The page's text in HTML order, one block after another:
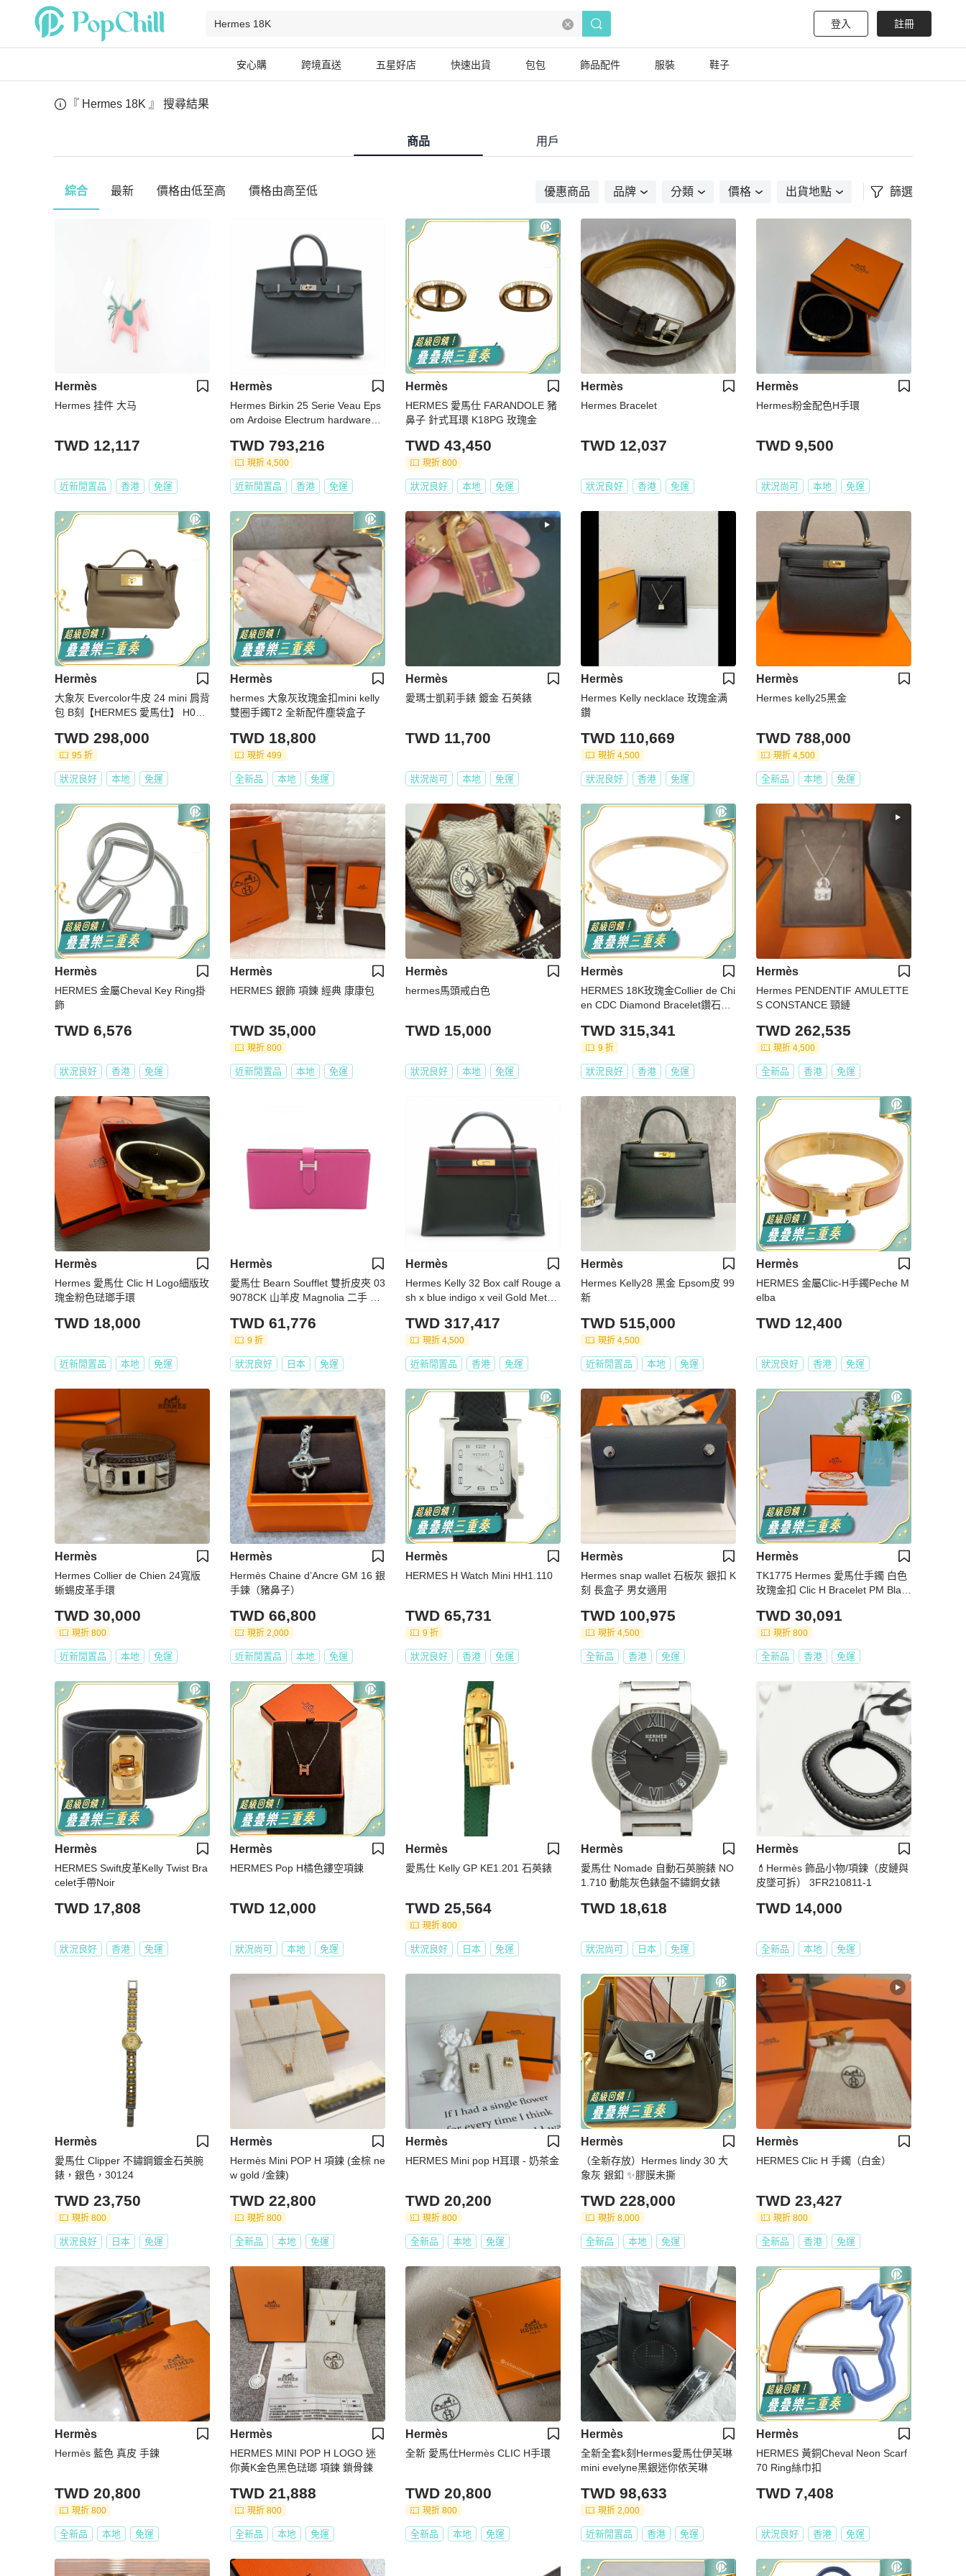
登入 註冊
安心購 跨境直送 五星好店 快速出貨 包包 飾品配件 服裝 鞋子
『 Hermes 18K 』 搜尋結果
商品 用戶
綜合 最新 價格由低至高 價格由高至低 優惠商品 品牌 分類 價格 出貨地點 篩選
Hermès
Hermes 挂件 大马
TWD 12,117
近新閒置品 香港 免運
Hermès
Hermes Birkin 25 Serie Veau Eps
om Ardoise Electrum hardware
TWD 793,216
現折 4,500
近新閒置品 香港 免運
Hermès
HERMES 愛馬仕 FARANDOLE 豬
鼻子 針式耳環 K18PG 玫瑰金
TWD 43,450
現折 800
狀況良好 本地 免運
Hermès
Hermes Bracelet
TWD 12,037
狀況良好 香港 免運
Hermès
Hermes粉金配色H手環
TWD 9,500
狀況尚可 本地 免運
Hermès
大象灰 Evercolor牛皮 24 mini 肩背
包 B刻【HERMES 愛馬仕】 H082
TWD 298,000
95 折
狀況良好 本地 免運
Hermès
hermes 大象灰玫瑰金扣mini kelly
雙圈手鐲T2 全新配件塵袋盒子
TWD 18,800
現折 499
全新品 本地 免運
Hermès
愛瑪士凱莉手錶 鍍金 石英錶
TWD 11,700
狀況尚可 本地 免運
Hermès
Hermes Kelly necklace 玫瑰金满
鑽
TWD 110,669
現折 4,500
狀況良好 香港 免運
Hermès
Hermes kelly25黑金
TWD 788,000
現折 4,500
全新品 本地 免運
Hermès
HERMES 金屬Cheval Key Ring掛
飾
TWD 6,576
狀況良好 香港 免運
Hermès
HERMES 銀飾 項錬 經典 康康包
TWD 35,000
現折 800
近新閒置品 本地 免運
Hermès
hermes馬頭戒白色
TWD 15,000
狀況良好 本地 免運
Hermès
HERMES 18K玫瑰金Collier de Chi
en CDC Diamond Bracelet鑽石手
TWD 315,341
9 折
狀況良好 香港 免運
Hermès
Hermes PENDENTIF AMULETTE
S CONSTANCE 頸鏈
TWD 262,535
現折 4,500
全新品 香港 免運
Hermès
Hermes 愛馬仕 Clic H Logo細版玫
瑰金粉色琺瑯手環
TWD 18,000
近新閒置品 本地 免運
Hermès
愛馬仕 Bearn Soufflet 雙折皮夾 03
9078CK 山羊皮 Magnolia 二手 SH
TWD 61,776
9 折
狀況良好 日本 免運
Hermès
Hermes Kelly 32 Box calf Rouge a
sh x blue indigo x veil Gold Metal
TWD 317,417
現折 4,500
近新閒置品 香港 免運
Hermès
Hermes Kelly28 黑金 Epsom皮 99
新
TWD 515,000
現折 4,500
近新閒置品 本地 免運
Hermès
HERMES 金屬Clic-H手鐲Peche M
elba
TWD 12,400
狀況良好 香港 免運
Hermès
Hermes Collier de Chien 24寬版
蜥蜴皮革手環
TWD 30,000
現折 800
近新閒置品 本地 免運
Hermès
Hermès Chaine d’Ancre GM 16 銀
手鍊（豬鼻子）
TWD 66,800
現折 2,000
近新閒置品 本地 免運
Hermès
HERMES H Watch Mini HH1.110
TWD 65,731
9 折
狀況良好 香港 免運
Hermès
Hermes snap wallet 石板灰 銀扣 K
刻 長盒子 男女適用
TWD 100,975
現折 4,500
全新品 香港 免運
Hermès
TK1775 Hermes 愛馬仕手鐲 白色
玫瑰金扣 Clic H Bracelet PM Blan
TWD 30,091
現折 800
全新品 香港 免運
Hermès
HERMES Swift皮革Kelly Twist Bra
celet手帶Noir
TWD 17,808
狀況良好 香港 免運
Hermès
HERMES Pop H橘色鏤空項鍊
TWD 12,000
狀況尚可 本地 免運
Hermès
愛馬仕 Kelly GP KE1.201 石英錶
TWD 25,564
現折 800
狀況良好 日本 免運
Hermès
愛馬仕 Nomade 自動石英腕錶 NO
1.710 動能灰色錶盤不鏽鋼女錶
TWD 18,618
狀況尚可 日本 免運
Hermès
💄Hermès 飾品小物/項鍊（皮鏈與
皮墜可拆） 3FR210811-1
TWD 14,000
全新品 本地 免運
Hermès
愛馬仕 Clipper 不鏽鋼鍍金石英腕
錶，銀色，30124
TWD 23,750
現折 800
狀況良好 日本 免運
Hermès
Hermès Mini POP H 項鍊 (金棕 ne
w gold /金鍊)
TWD 22,800
現折 800
全新品 本地 免運
Hermès
HERMES Mini pop H耳環 - 奶茶金
TWD 20,200
現折 800
全新品 本地 免運
Hermès
（全新存放）Hermes lindy 30 大
象灰 銀釦 ✨膠膜未撕
TWD 228,000
現折 8,000
全新品 本地 免運
Hermès
HERMES Clic H 手鐲（白金）
TWD 23,427
現折 800
全新品 香港 免運
Hermès
Hermès 藍色 真皮 手鍊
TWD 20,800
現折 800
全新品 本地 免運
Hermès
HERMES MINI POP H LOGO 迷
你黃K金色黑色琺瑯 項鍊 鎖骨鍊
TWD 21,888
現折 800
全新品 本地 免運
Hermès
全新 愛馬仕Hermès CLIC H手環
TWD 20,800
現折 800
全新品 本地 免運
Hermès
全新全套k刻Hermes愛馬仕伊芙琳
mini evelyne黑銀迷你依芙琳
TWD 98,633
現折 2,000
近新閒置品 香港 免運
Hermès
HERMES 黃銅Cheval Neon Scarf
70 Ring絲巾扣
TWD 7,408
狀況良好 香港 免運